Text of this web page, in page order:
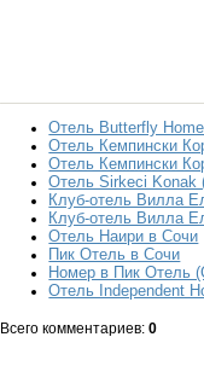
Отель Butterfly
Отель Кемпински
Отель Кемпински
Отель Sirkeci Konak
Клуб-отель Вилла
Клуб-отель Вилла
Отель Наири в Сочи
Пик Отель в Сочи
Номер в Пик Отель
Отель Independent
Всего комментариев:0